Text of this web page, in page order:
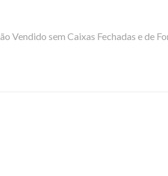
Vendido sem Caixas Fechadas e de